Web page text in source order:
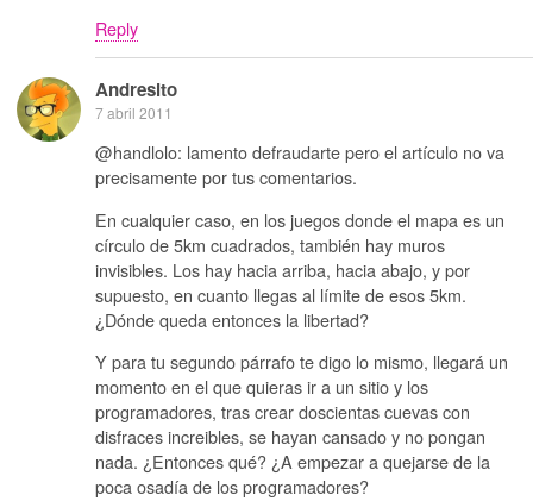
Reply
Andresito
7 abril 2011
@handlolo: lamento defraudarte pero el artículo no va
precisamente por tus comentarios.
En cualquier caso, en los juegos donde el mapa es un
círculo de 5km cuadrados, también hay muros
invisibles. Los hay hacia arriba, hacia abajo, y por
supuesto, en cuanto llegas al límite de esos 5km.
¿Dónde queda entonces la libertad?
Y para tu segundo párrafo te digo lo mismo, llegará un
momento en el que quieras ir a un sitio y los
programadores, tras crear doscientas cuevas con
disfraces increibles, se hayan cansado y no pongan
nada. ¿Entonces qué? ¿A empezar a quejarse de la
poca osadía de los programadores?